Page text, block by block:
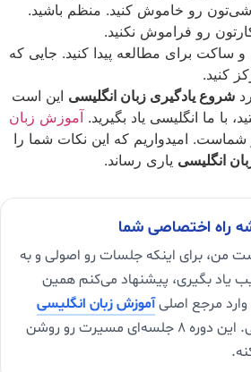
رو خاموش کنید. منظم باشید.
رو فراموش نکنید.
ساکت برای مطالعه پیدا کنید. جایی که
شروع یادگیری زبان انگلیسی این است
با ما انگلیسی یاد بگیرید. آموزش زبان
شماست. امیدواریم که این نکات شما را
انگلیسی یاری رساند.
راه اختصاصی شما
من، برای اینکه جلسات رو اصولی و به
یاد بگیری، پیشنهاد می‌کنم همین
وارد مرجع اصلیآموزش زبان انگلیسی
بشی. این دوره ۸ جلسه‌ای مسیرت رو روشن